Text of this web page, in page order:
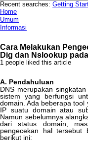
Recent searches: Getting
Home
Umum
Informasi
Cara Melakukan
Dig dan Nslookup
1 people liked this article
A. Pendahuluan
DNS merupakan singkatan
sistem
yang berfungsi
domain Ada beberapa tool
IP suatu domain atau
Namun sebelumnya
dari
status domain
pengecekan
hal tersebut
berikut ini: